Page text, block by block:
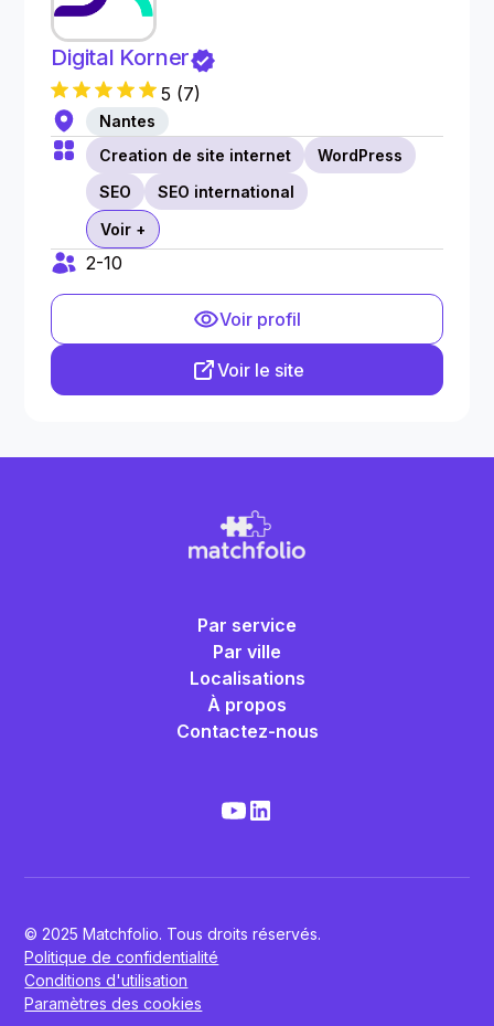
Digital Korner
5 (7)
Nantes
Creation de site internet
WordPress
SEO
SEO international
Voir +
2-10
Voir profil
Voir le site
Par service
Par ville
Localisations
À propos
Contactez-nous
© 2025 Matchfolio. Tous droits réservés.
Politique de confidentialité
Conditions d'utilisation
Paramètres des cookies